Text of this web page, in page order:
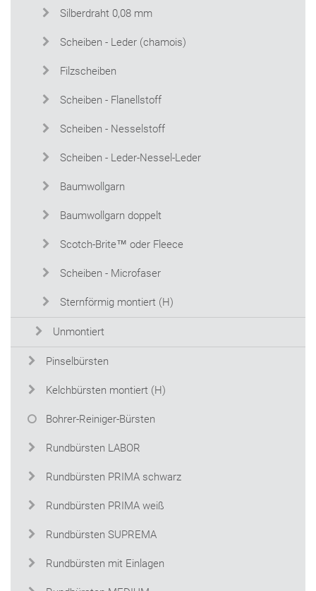
Silberdraht 0,08 mm
Scheiben - Leder (chamois)
Filzscheiben
Scheiben - Flanellstoff
Scheiben - Nesselstoff
Scheiben - Leder-Nessel-Leder
Baumwollgarn
Baumwollgarn doppelt
Scotch-Brite™ oder Fleece
Scheiben - Microfaser
Sternförmig montiert (H)
Unmontiert
Pinselbürsten
Kelchbürsten montiert (H)
Bohrer-Reiniger-Bürsten
Rundbürsten LABOR
Rundbürsten PRIMA schwarz
Rundbürsten PRIMA weiß
Rundbürsten SUPREMA
Rundbürsten mit Einlagen